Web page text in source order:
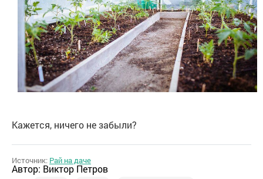
Кажется, ничего не забыли?
Источник: Рай на даче
Автор: Виктор Петров